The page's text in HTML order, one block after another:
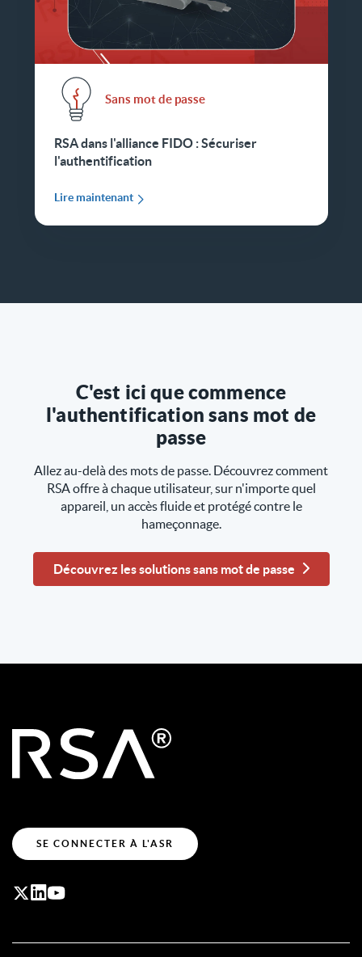
Sans mot de passe
RSA dans l'alliance FIDO : Sécuriser
l'authentification
Lire maintenant
C'est ici que commence
l'authentification sans mot de
passe
Allez au-delà des mots de passe. Découvrez comment
RSA offre à chaque utilisateur, sur n'importe quel
appareil, un accès fluide et protégé contre le
hameçonnage.
Découvrez les solutions sans mot de passe
SE CONNECTER À L'ASR